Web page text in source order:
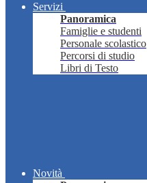
Servizi
Panoramica
Famiglie e studenti
Personale scolastico
Percorsi di studio
Libri di Testo
Novità